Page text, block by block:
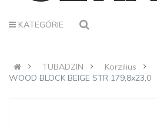
KATEGÓRIE
TUBADZIN Korzilius
WOOD BLOCK BEIGE STR 179,8x23,0